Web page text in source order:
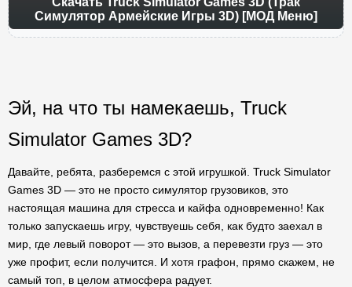
Симулятор Армейские Игры 3D) [МОД Меню]
Эй, на что ты намекаешь, Truck
Simulator Games 3D?
Давайте, ребята, разберемся с этой игрушкой. Truck Simulator
Games 3D — это не просто симулятор грузовиков, это
настоящая машина для стресса и кайфа одновременно! Как
только запускаешь игру, чувствуешь себя, как будто заехал в
мир, где левый поворот — это вызов, а перевезти груз — это
уже профит, если получится. И хотя графон, прямо скажем, не
самый топ, в целом атмосфера радует.